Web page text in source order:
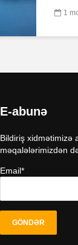
1
E-abunə
Bildiriş xidmətimizə
məqalələrimizdən
Email*